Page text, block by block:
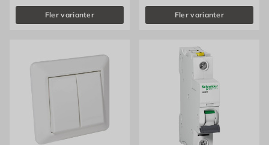
Fler varianter Fler varianter